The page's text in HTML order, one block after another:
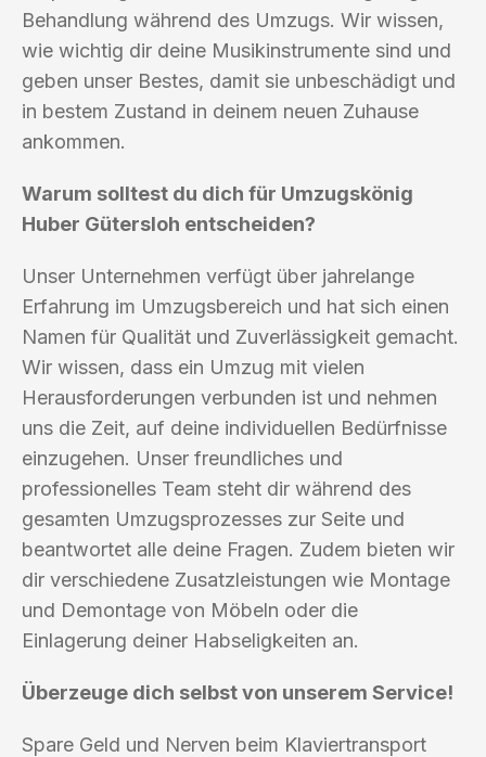
Behandlung während des Umzugs. Wir wissen,
wie wichtig dir deine Musikinstrumente sind und
geben unser Bestes, damit sie unbeschädigt und
in bestem Zustand in deinem neuen Zuhause
ankommen.
Warum solltest du dich für Umzugskönig
Huber Gütersloh entscheiden?
Unser Unternehmen verfügt über jahrelange
Erfahrung im Umzugsbereich und hat sich einen
Namen für Qualität und Zuverlässigkeit gemacht.
Wir wissen, dass ein Umzug mit vielen
Herausforderungen verbunden ist und nehmen
uns die Zeit, auf deine individuellen Bedürfnisse
einzugehen. Unser freundliches und
professionelles Team steht dir während des
gesamten Umzugsprozesses zur Seite und
beantwortet alle deine Fragen. Zudem bieten wir
dir verschiedene Zusatzleistungen wie Montage
und Demontage von Möbeln oder die
Einlagerung deiner Habseligkeiten an.
Überzeuge dich selbst von unserem Service!
Spare Geld und Nerven beim Klaviertransport